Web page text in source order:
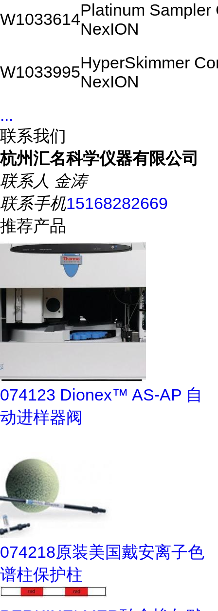
W1033614Platinum Sampler
NexION
W1033995HyperSkimmer
NexION
...
联系我们
杭州汇名科学仪器有限公司
联系人 金涛
联系手机15168282669
推荐产品
074123 Dionex™ AS-AP 自
动进样器阀
074218原装美国戴安离子色
谱柱保护柱